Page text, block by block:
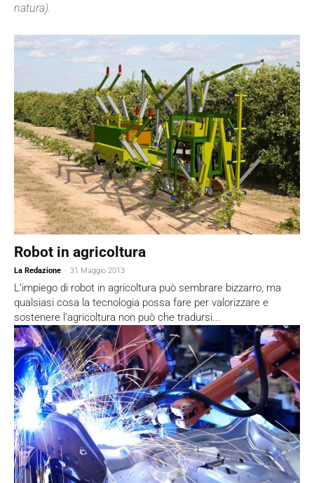
natura).
Robot in agricoltura
La Redazione - 31 Maggio 2013
L’impiego di robot in agricoltura può sembrare bizzarro, ma
qualsiasi cosa la tecnologia possa fare per valorizzare e
sostenere l’agricoltura non può che tradursi...